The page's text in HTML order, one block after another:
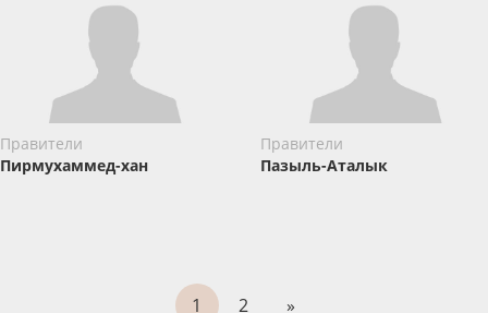
Правители
Пирмухаммед-хан
Правители
Пазыль-Аталык
1 2 »